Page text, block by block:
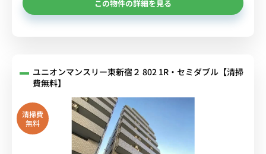
この物件の詳細を見る
ユニオンマンスリー東新宿２ 802 1R・セミダブル【清掃
費無料】
清掃費
無料